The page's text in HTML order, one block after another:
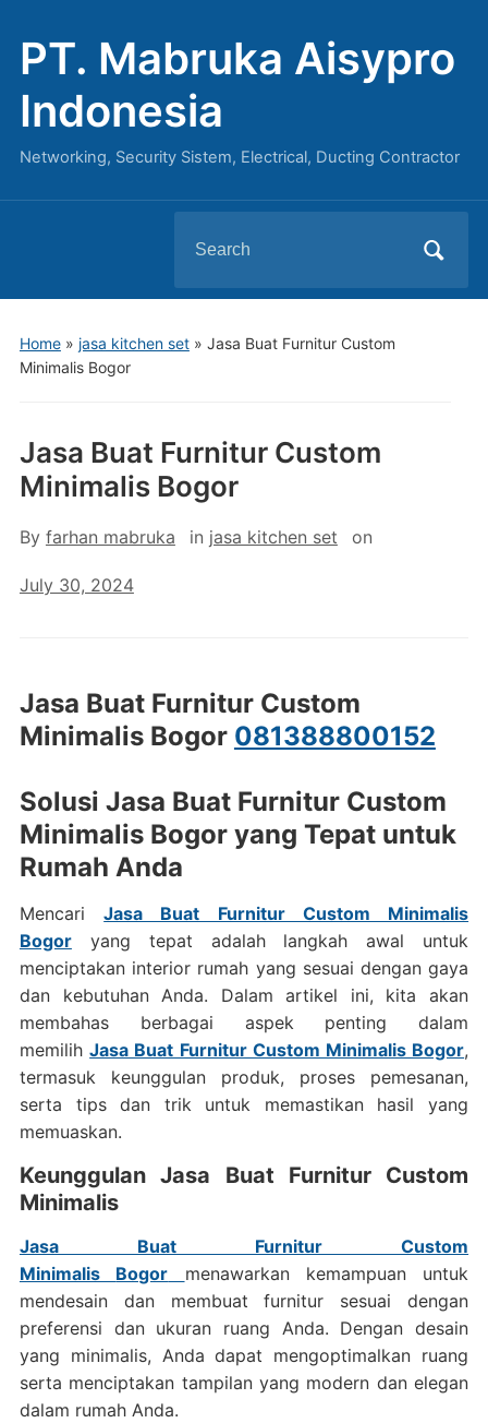
PT. Mabruka Aisypro
Indonesia
Networking, Security Sistem, Electrical, Ducting Contractor
for:
Home» jasa kitchen set» Jasa Buat Furnitur Custom
Minimalis Bogor
Jasa Buat Furnitur Custom
Minimalis Bogor
By farhan mabruka in jasa kitchen set on
July 30, 2024
Jasa Buat Furnitur Custom
Minimalis Bogor 081388800152
Solusi Jasa Buat Furnitur Custom
Minimalis Bogor yang Tepat untuk
Rumah Anda
MencariJasa Buat Furnitur Custom Minimalis
Bogoryang tepat adalah langkah awal untuk
menciptakan interior rumah yang sesuai dengan gaya
dan kebutuhan Anda. Dalam artikel ini, kita akan
membahas berbagai aspek penting dalam
memilihJasa Buat Furnitur Custom Minimalis Bogor,
termasuk keunggulan produk, proses pemesanan,
serta tips dan trik untuk memastikan hasil yang
memuaskan.
Keunggulan Jasa Buat Furnitur Custom
Minimalis
Jasa Buat Furnitur Custom
Minimalis Bogor
menawarkan kemampuan untuk
mendesain dan membuat furnitur sesuai dengan
preferensi dan ukuran ruang Anda. Dengan desain
yang minimalis, Anda dapat mengoptimalkan ruang
serta menciptakan tampilan yang modern dan elegan
dalam rumah Anda.